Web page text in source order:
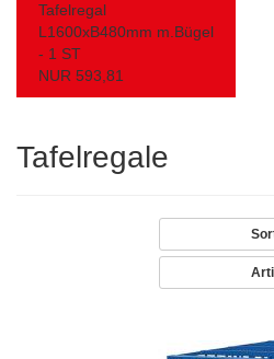
Tafelregal
L1600xB480mm m.Bügel
- 1 ST
NUR 593,81
Tafelregale